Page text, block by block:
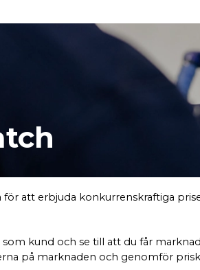
för att erbjuda konkurrenskraftiga
kund och se till att du får
på marknaden och genomför